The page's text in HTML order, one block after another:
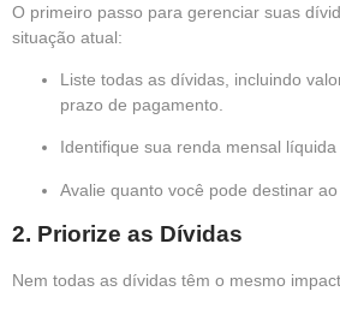
O primeiro passo para gerenciar suas
situação atual:
Liste todas as dívidas, incluindo
prazo de pagamento.
Identifique sua renda mensal
Avalie quanto você pode destinar
2. Priorize as Dívidas
Nem todas as dívidas têm o mesmo